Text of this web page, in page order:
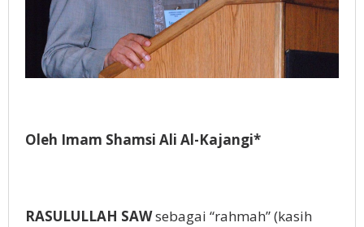
Oleh Imam Shamsi Ali Al-Kajangi*
RASULULLAH SAWsebagai “rahmah” (kasih